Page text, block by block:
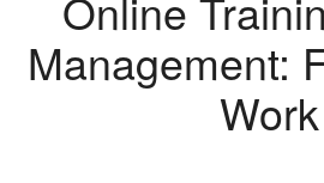
Management:
Work